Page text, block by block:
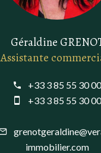
Géraldine
Assistante
+33 3 85 55 30 00
+33 3 85 55 30 00
immobilier.com